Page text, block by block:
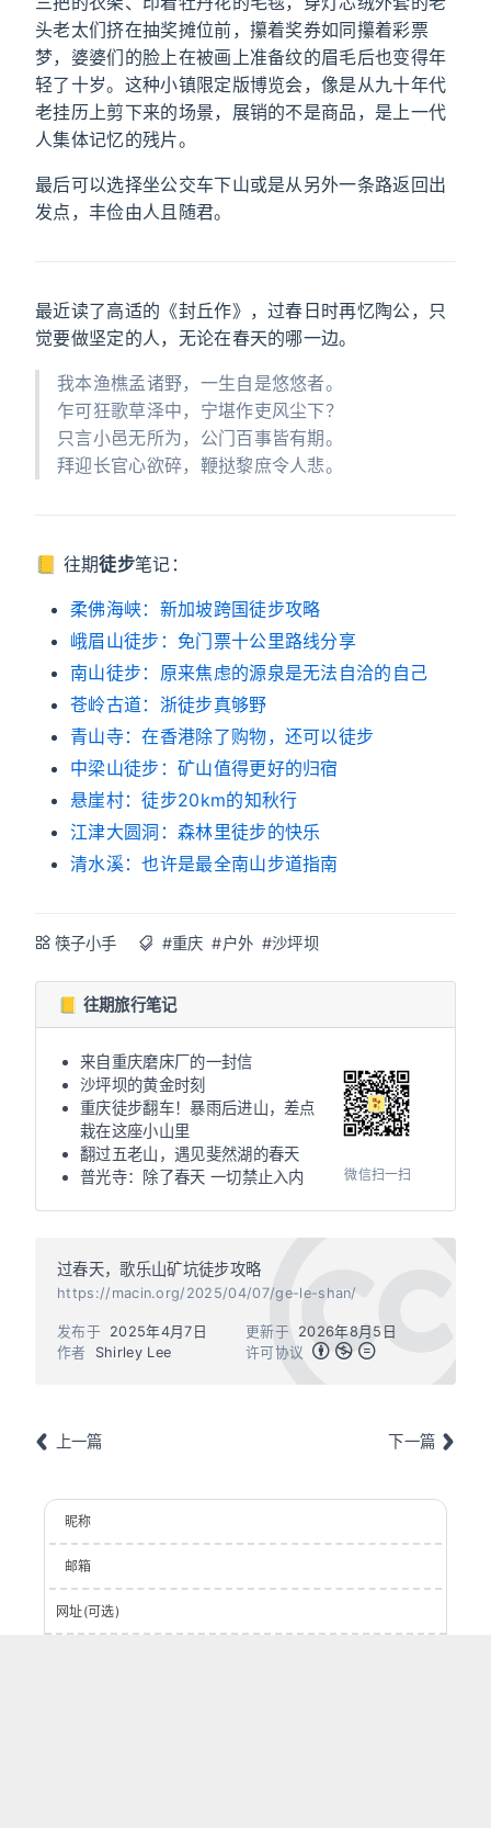
头老太们挤在抽奖摊位前，攥着奖券如同攥着彩票
梦，婆婆们的脸上在被画上准备纹的眉毛后也变得年
轻了十岁。这种小镇限定版博览会，像是从九十年代
老挂历上剪下来的场景，展销的不是商品，是上一代
人集体记忆的残片。
最后可以选择坐公交车下山或是从另外一条路返回出
发点，丰俭由人且随君。
最近读了高适的《封丘作》，过春日时再忆陶公，只
觉要做坚定的人，无论在春天的哪一边。
我本渔樵孟诸野，一生自是悠悠者。
乍可狂歌草泽中，宁堪作吏风尘下？
只言小邑无所为，公门百事皆有期。
拜迎长官心欲碎，鞭挞黎庶令人悲。
📒 往期徒步笔记：
柔佛海峡：新加坡跨国徒步攻略
峨眉山徒步：免门票十公里路线分享
南山徒步：原来焦虑的源泉是无法自洽的自己
苍岭古道：浙徒步真够野
青山寺：在香港除了购物，还可以徒步
中梁山徒步：矿山值得更好的归宿
悬崖村：徒步20km的知秋行
江津大圆洞：森林里徒步的快乐
清水溪：也许是最全南山步道指南
筷子小手 #重庆 #户外 #沙坪坝
📒 往期旅行笔记
来自重庆磨床厂的一封信
沙坪坝的黄金时刻
重庆徒步翻车！暴雨后进山，差点
栽在这座小山里
翻过五老山，遇见斐然湖的春天
普光寺：除了春天 一切禁止入内
微信扫一扫
过春天，歌乐山矿坑徒步攻略
https://macin.org/2025/04/07/ge-le-shan/
作者 Shirley Lee
发布于 2025年4月7日 更新于
2026年8月5日
许可协议
上一篇 下一篇
昵称
邮箱
网址(可选)